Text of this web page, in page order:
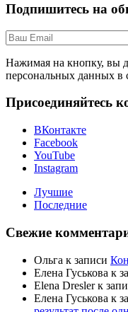
Подпишитесь на
Нажимая на кнопку, вы
персональных данных в
Присоединяйтесь
ВКонтакте
Facebook
YouTube
Instagram
Лучшие
Последние
Свежие
Ольга к записи
Елена Гуськова к
Elena Dreslerк
Елена Гуськова к